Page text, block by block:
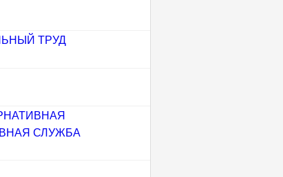
ТРУД
СЛУЖБА